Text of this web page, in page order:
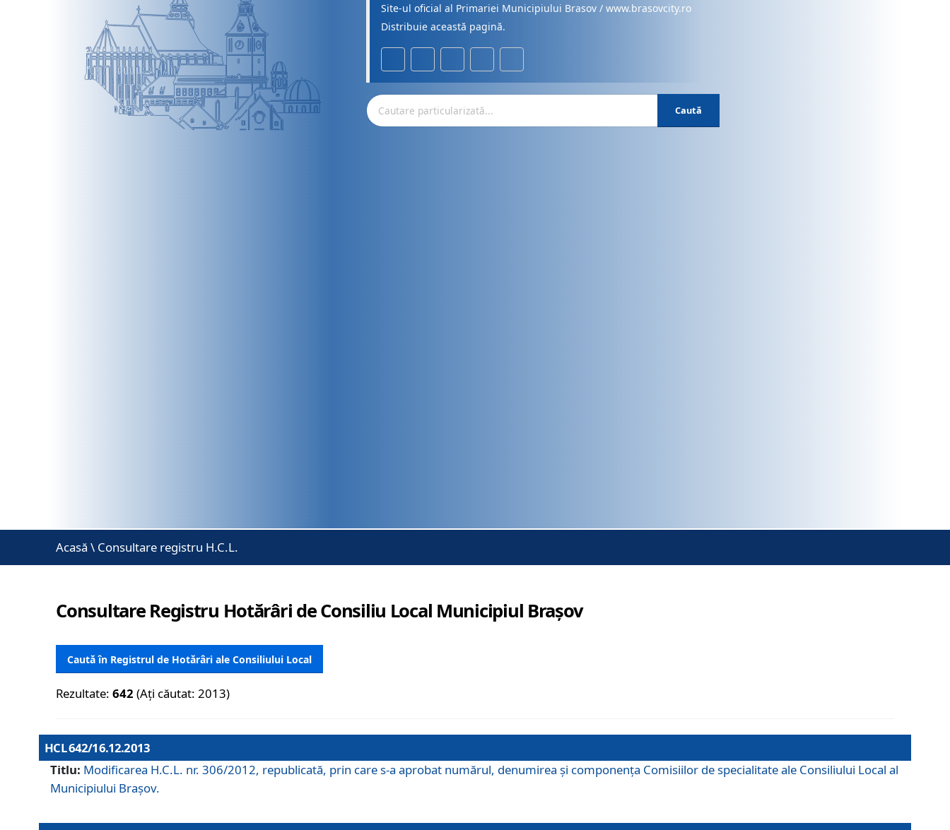
Site-ul oficial al Primariei Municipiului Brasov / www.brasovcity.ro
Distribuie această pagină.
Caută
Acasă \ Consultare registru H.C.L.
Consultare Registru Hotărâri de Consiliu Local Municipiul Brașov
Caută în Registrul de Hotărâri ale Consiliului Local
Rezultate:642 (Ați căutat: 2013)
HCL 642/16.12.2013
Titlu: Modificarea H.C.L. nr. 306/2012, republicată, prin care s-a aprobat numărul, denumirea şi componenţa Comisiilor de specialitate ale Consiliului Local al
Municipiului Braşov.